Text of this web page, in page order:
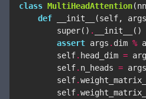
class MultiHeadAttention(nn
def
__init__ (self, args
super() . __init__
()
assert args . dim %
self. head_dim =
self. n_heads = args
self.
self.